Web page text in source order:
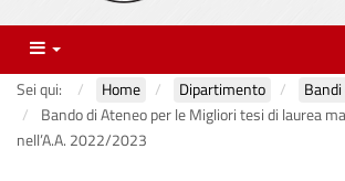
Menu
Sei qui: Home Dipartimento
Bando di Ateneo per le Migliori tesi di laurea
nell’A.A. 2022/2023